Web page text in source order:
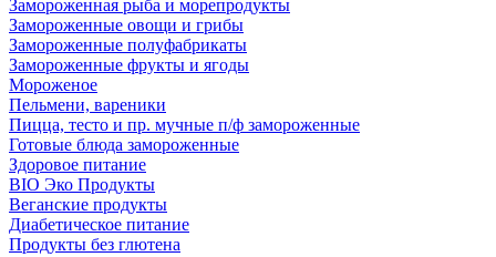
Замороженная рыба и морепродукты
Замороженные овощи и грибы
Замороженные полуфабрикаты
Замороженные фрукты и ягоды
Мороженое
Пельмени, вареники
Пицца, тесто и пр. мучные п/ф замороженные
Готовые блюда замороженные
Здоровое питание
BIO Эко Продукты
Веганские продукты
Диабетическое питание
Продукты без глютена